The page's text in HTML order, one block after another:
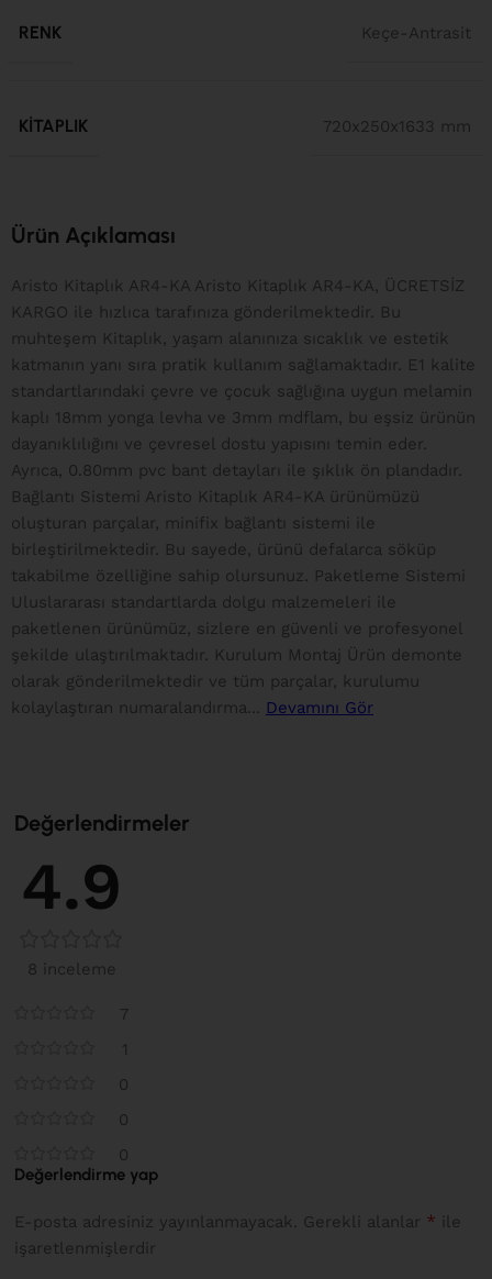
RENK Keçe-Antrasit
KITAPLIK 720x250x1633 mm
Ürün Açıklaması
Aristo Kitaplık AR4-KA Aristo Kitaplık AR4-KA, ÜCRETSİZ
KARGO ile hızlıca tarafınıza gönderilmektedir. Bu
muhteşem Kitaplık, yaşam alanınıza sıcaklık ve estetik
katmanın yanı sıra pratik kullanım sağlamaktadır. E1 kalite
standartlarındaki çevre ve çocuk sağlığına uygun melamin
kaplı 18mm yonga levha ve 3mm mdflam, bu eşsiz ürünün
dayanıklılığını ve çevresel dostu yapısını temin eder.
Ayrıca, 0.80mm pvc bant detayları ile şıklık ön plandadır.
Bağlantı Sistemi Aristo Kitaplık AR4-KA ürünümüzü
oluşturan parçalar, minifix bağlantı sistemi ile
birleştirilmektedir. Bu sayede, ürünü defalarca söküp
takabilme özelliğine sahip olursunuz. Paketleme Sistemi
Uluslararası standartlarda dolgu malzemeleri ile
paketlenen ürünümüz, sizlere en güvenli ve profesyonel
şekilde ulaştırılmaktadır. Kurulum Montaj Ürün demonte
olarak gönderilmektedir ve tüm parçalar, kurulumu
kolaylaştıran numaralandırma...
Devamını Gör
Değerlendirmeler
4.9
8 inceleme
7
1
0
0
0
Değerlendirme yap
E-posta adresiniz yayınlanmayacak. Gerekli alanlar * ile
işaretlenmişlerdir